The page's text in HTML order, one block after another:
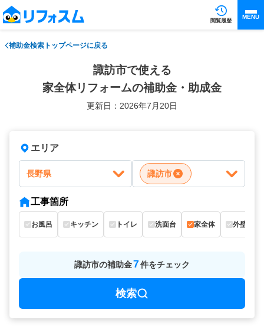
閲覧履歴
MENU
補助金検索トップページに戻る
諏訪市で使える
家全体リフォームの補助金・助成金
更新日：2026年7月20日
エリア
長野県 諏訪市
工事箇所
お風呂 キッチン トイレ 洗面台 家全体 外壁
諏訪市の補助金7件をチェック
検索